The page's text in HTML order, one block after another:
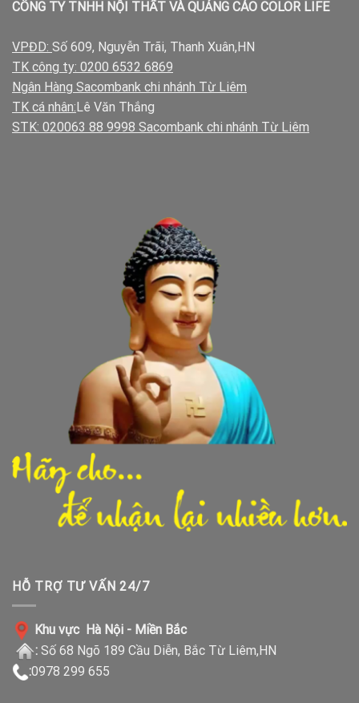
CÔNG TY TNHH NỘI THẤT VÀ QUẢNG CÁO COLOR LIFE
VPĐD: Số 609, Nguyễn Trãi, Thanh Xuân,HN
TK công ty: 0200 6532 6869
Ngân Hàng Sacombank chi nhánh Từ Liêm
TK cá nhân:Lê Văn Thắng
STK: 020063 88 9998 Sacombank chi nhánh Từ Liêm
HỖ TRỢ TƯ VẤN 24/7
Khu vực Hà Nội - Miền Bắc
: Số 68 Ngõ 189 Cầu Diễn, Bắc Từ Liêm,HN
:0978 299 655